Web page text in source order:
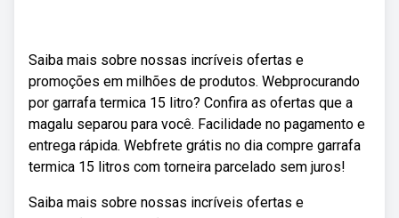
Saiba mais sobre nossas incríveis ofertas e
promoções em milhões de produtos. Webprocurando
por garrafa termica 15 litro? Confira as ofertas que a
magalu separou para você. Facilidade no pagamento e
entrega rápida. Webfrete grátis no dia compre garrafa
termica 15 litros com torneira parcelado sem juros!
Saiba mais sobre nossas incríveis ofertas e